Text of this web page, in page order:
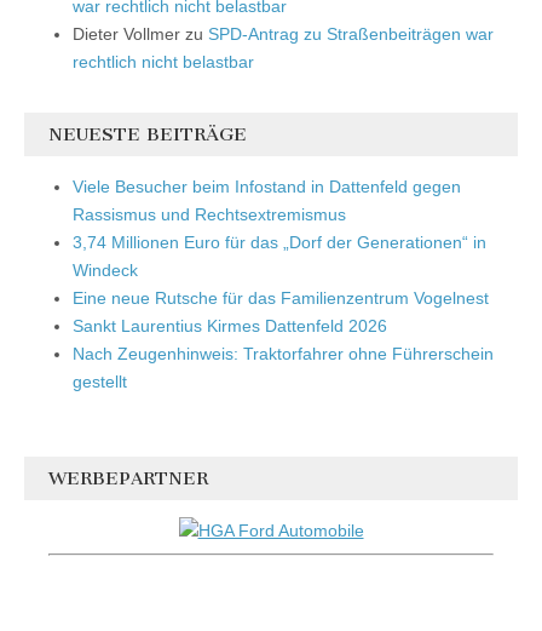
war rechtlich nicht belastbar
Dieter Vollmer zu SPD-Antrag zu Straßenbeiträgen war
rechtlich nicht belastbar
NEUESTE BEITRÄGE
Viele Besucher beim Infostand in Dattenfeld gegen
Rassismus und Rechtsextremismus
3,74 Millionen Euro für das „Dorf der Generationen“ in
Windeck
Eine neue Rutsche für das Familienzentrum Vogelnest
Sankt Laurentius Kirmes Dattenfeld 2026
Nach Zeugenhinweis: Traktorfahrer ohne Führerschein
gestellt
WERBEPARTNER